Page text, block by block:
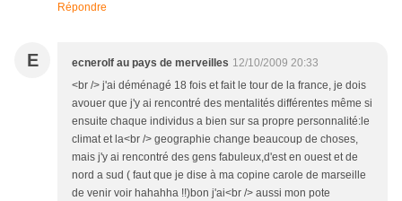
Répondre
E ecnerolf au pays de merveilles 12/10/2009 20:33
<br /> j'ai déménagé 18 fois et fait le tour de la france, je dois
avouer que j'y ai rencontré des mentalités différentes même si
ensuite chaque individus a bien sur sa propre personnalité:le
climat et la<br /> geographie change beaucoup de choses,
mais j'y ai rencontré des gens fabuleux,d'est en ouest et de
nord a sud ( faut que je dise à ma copine carole de marseille
de venir voir hahahha !!)bon j'ai<br /> aussi mon pote